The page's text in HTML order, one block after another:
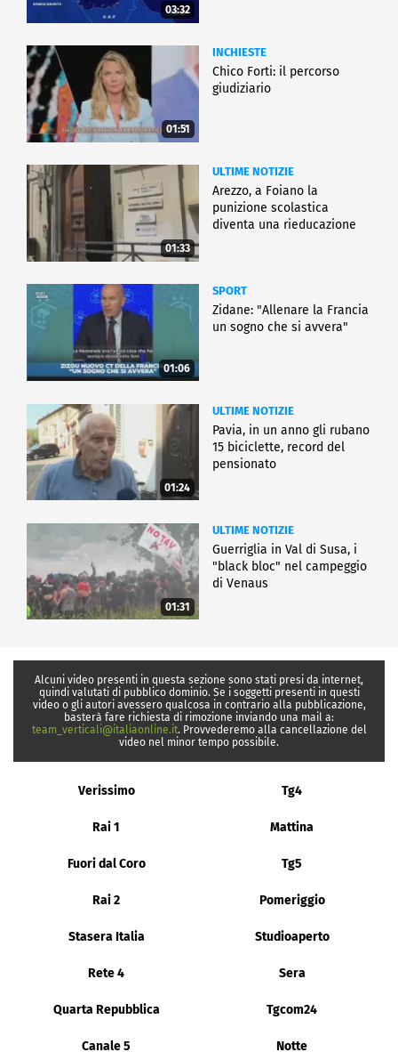
03:32
01:51
INCHIESTE
Chico Forti: il percorso
giudiziario
01:33
ULTIME NOTIZIE
Arezzo, a Foiano la
punizione scolastica
diventa una rieducazione
01:06
SPORT
Zidane: "Allenare la Francia
un sogno che si avvera"
01:24
ULTIME NOTIZIE
Pavia, in un anno gli rubano
15 biciclette, record del
pensionato
01:31
ULTIME NOTIZIE
Guerriglia in Val di Susa, i
"black bloc" nel campeggio
di Venaus
Alcuni video presenti in questa sezione sono stati presi da internet,
quindi valutati di pubblico dominio. Se i soggetti presenti in questi
video o gli autori avessero qualcosa in contrario alla pubblicazione,
basterà fare richiesta di rimozione inviando una mail a:
team_verticali@italiaonline.it. Provvederemo alla cancellazione del
video nel minor tempo possibile.
Verissimo Tg4
Rai 1 Mattina
Fuori dal Coro Tg5
Rai 2 Pomeriggio
Stasera Italia Studioaperto
Rete 4 Sera
Quarta Repubblica Tgcom24
Canale 5 Notte